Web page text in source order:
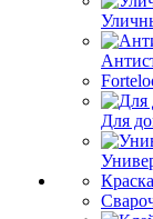
Для
Краска